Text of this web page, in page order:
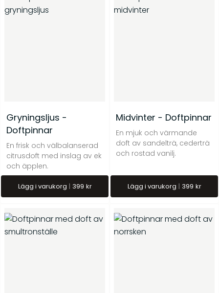
Gryningsljus -
Doftpinnar
En frisk och välbalanserad
citrusdoft med inslag av ek
och äpplen.
Lägg i varukorg 399 kr
Midvinter - Doftpinnar
En mjuk och värmande
doft av sandelträ, cederträ
och rostad vanilj.
Lägg i varukorg 399 kr